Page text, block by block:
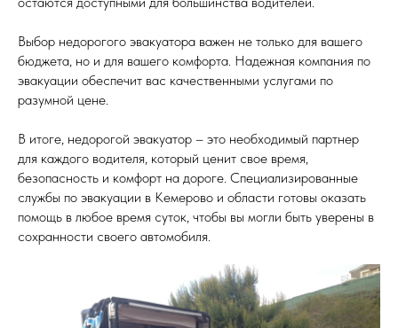
Выбор недорогого эвакуатора важен не только для вашего
бюджета, но и для вашего комфорта. Надежная компания по
эвакуации обеспечит вас качественными услугами по
разумной цене.
В итоге, недорогой эвакуатор – это необходимый партнер
для каждого водителя, который ценит свое время,
безопасность и комфорт на дороге. Специализированные
службы по эвакуации в Кемерово и области готовы оказать
помощь в любое время суток, чтобы вы могли быть уверены в
сохранности своего автомобиля.